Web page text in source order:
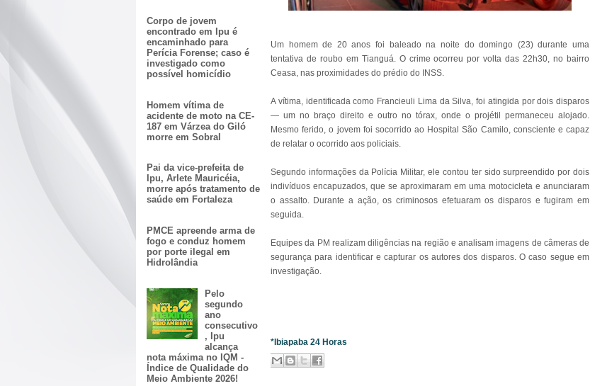
Corpo de jovem
encontrado em Ipu é
encaminhado para
Perícia Forense; caso é
investigado como
possível homicídio
Homem vítima de
acidente de moto na CE-
187 em Várzea do Giló
morre em Sobral
Pai da vice-prefeita de
Ipu, Arlete Mauricéia,
morre após tratamento de
saúde em Fortaleza
PMCE apreende arma de
fogo e conduz homem
por porte ilegal em
Hidrolândia
Pelo
segundo
ano
consecutivo
, Ipu
alcança
nota máxima no IQM -
Índice de Qualidade do
Meio Ambiente 2026!
Um homem de 20 anos foi baleado na noite do domingo (23) durante uma
tentativa de roubo em Tianguá. O crime ocorreu por volta das 22h30, no bairro
Ceasa, nas proximidades do prédio do INSS.
A vítima, identificada como Francieuli Lima da Silva, foi atingida por dois disparos
— um no braço direito e outro no tórax, onde o projétil permaneceu alojado.
Mesmo ferido, o jovem foi socorrido ao Hospital São Camilo, consciente e capaz
de relatar o ocorrido aos policiais.
Segundo informações da Polícia Militar, ele contou ter sido surpreendido por dois
indivíduos encapuzados, que se aproximaram em uma motocicleta e anunciaram
o assalto. Durante a ação, os criminosos efetuaram os disparos e fugiram em
seguida.
Equipes da PM realizam diligências na região e analisam imagens de câmeras de
segurança para identificar e capturar os autores dos disparos. O caso segue em
investigação.
*Ibiapaba 24 Horas